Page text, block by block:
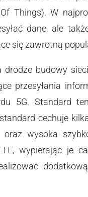
Things). W
dane, ale
się zawrotną
budowy
przesyłania
5G. Standard
cechuje
wysoka
wypierając je